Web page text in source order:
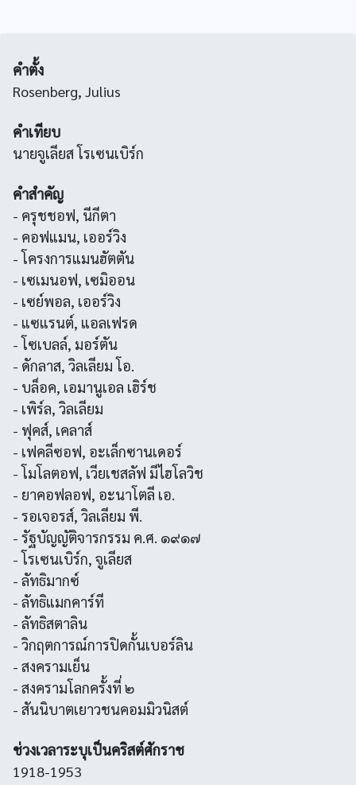
คำตั้ง
Rosenberg, Julius
คำเทียบ
นายจูเลียส โรเซนเบิร์ก
คำสำคัญ
- ครุชชอฟ, นีกีตา
- คอฟแมน, เออร์วิง
- โครงการแมนฮัตตัน
- เซเมนอฟ, เซมิออน
- เซย์พอล, เออร์วิง
- แซแรนต์, แอลเฟรด
- โซเบลล์, มอร์ตัน
- ดักลาส, วิลเลียม โอ.
- บล็อค, เอมานูเอล เฮิร์ช
- เพิร์ล, วิลเลียม
- ฟุคส์, เคลาส์
- เฟคลีซอฟ, อะเล็กซานเดอร์
- โมโลตอฟ, เวียเชสลัฟ มีไฮโลวิช
- ยาคอฟลอฟ, อะนาโตลี เอ.
- รอเจอรส์, วิลเลียม พี.
- รัฐบัญญัติจารกรรม ค.ศ. ๑๙๑๗
- โรเซนเบิร์ก, จูเลียส
- ลัทธิมากซ์
- ลัทธิแมกคาร์ที
- ลัทธิสตาลิน
- วิกฤตการณ์การปิดกั้นเบอร์ลิน
- สงครามเย็น
- สงครามโลกครั้งที่ ๒
- สันนิบาตเยาวชนคอมมิวนิสต์
ช่วงเวลาระบุเป็นคริสต์ศักราช
1918-1953